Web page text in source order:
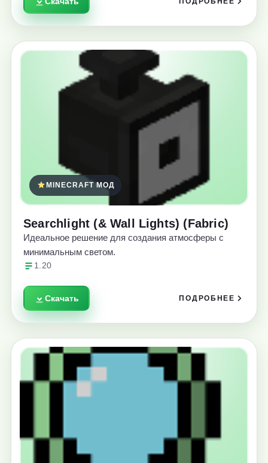
MINECRAFT МОД
Searchlight (& Wall Lights) (Fabric)
Идеальное решение для создания атмосферы с
минимальным светом.
1.20
Скачать ПОДРОБНЕЕ